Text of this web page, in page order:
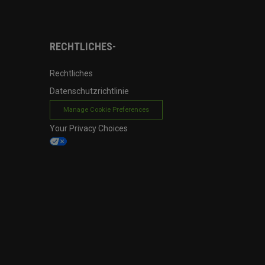
RECHTLICHES-
Rechtliches
Datenschutzrichtlinie
Manage Cookie Preferences
Your Privacy Choices